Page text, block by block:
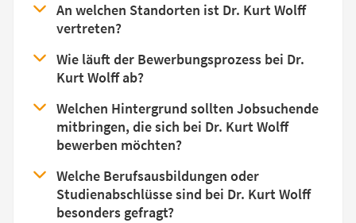
An welchen Standorten ist Dr. Kurt Wolff
vertreten?
Wie läuft der Bewerbungsprozess bei Dr.
Kurt Wolff ab?
Welchen Hintergrund sollten Jobsuchende
mitbringen, die sich bei Dr. Kurt Wolff
bewerben möchten?
Welche Berufsausbildungen oder
Studienabschlüsse sind bei Dr. Kurt Wolff
besonders gefragt?